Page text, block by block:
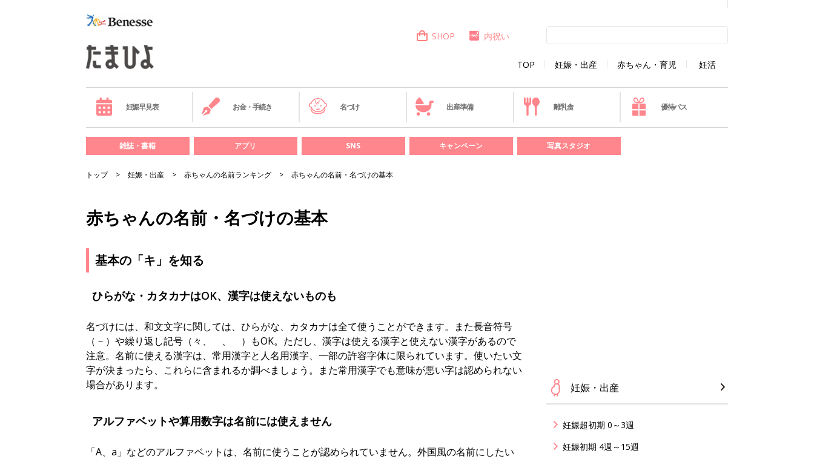
TOP 妊娠・出産 赤ちゃん・育児 妊活
SHOP 内祝い
妊娠早見表 お金・手続き 名づけ 出産準備 離乳食 優待パス
雑誌・書籍 アプリ SNS キャンペーン 写真スタジオ
トップ 妊娠・出産 赤ちゃんの名前ランキング 赤ちゃんの名前・名づけの基本
赤ちゃんの名前・名づけの基本
基本の「キ」を知る
ひらがな・カタカナはOK、漢字は使えないものも
名づけには、和文文字に関しては、ひらがな、カタカナは全て使うことができます。また長音符号
（－）や繰り返し記号（々、ゝ、ゞ）もOK。ただし、漢字は使える漢字と使えない漢字があるので
注意。名前に使える漢字は、常用漢字と人名用漢字、一部の許容字体に限られています。使いたい文
字が決まったら、これらに含まれるか調べましょう。また常用漢字でも意味が悪い字は認められない
場合があります。
アルファベットや算用数字は名前には使えません
「A、a」などのアルファベットは、名前に使うことが認められていません。外国風の名前にしたい
妊娠・出産
妊娠超初期 0～3週
妊娠初期 4週～15週